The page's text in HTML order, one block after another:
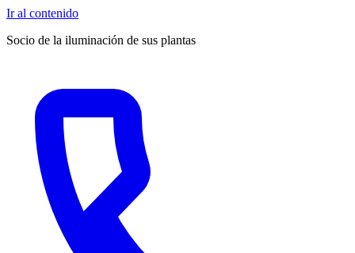
Ir al contenido
Socio de la iluminación de sus plantas